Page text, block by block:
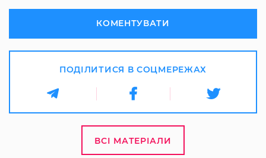
КОМЕНТУВАТИ
ПОДІЛИТИСЯ В СОЦМЕРЕЖАХ
ВСІ МАТЕРІАЛИ